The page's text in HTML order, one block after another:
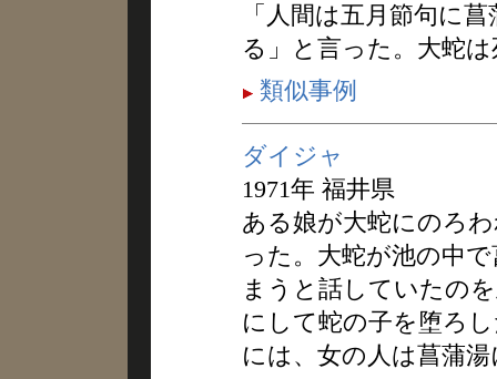
「人間は五月節句に
る」と言った。大蛇
類似事例
ダイジャ
1971年 福井県
ある娘が大蛇にのろ
った。大蛇が池の中
まうと話していたの
にして蛇の子を堕ろ
には、女の人は菖蒲